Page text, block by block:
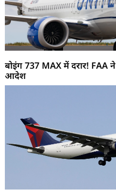
बोइंग 737 MAX में दरार! FAA
आदेश